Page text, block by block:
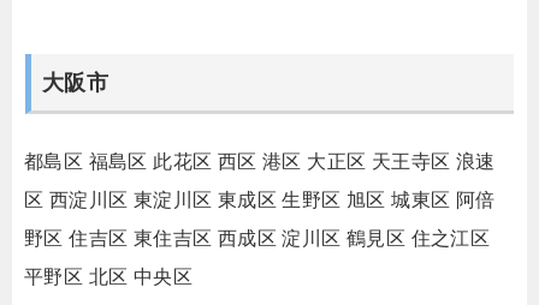
大阪市
都島区 福島区 此花区 西区 港区 大正区 天王寺区 浪速
区 西淀川区 東淀川区 東成区 生野区 旭区 城東区 阿倍
野区 住吉区 東住吉区 西成区 淀川区 鶴見区 住之江区
平野区 北区 中央区